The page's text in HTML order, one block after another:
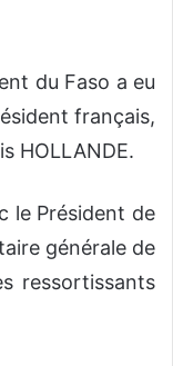
du Faso a eu
français,
HOLLANDE.
le Président de
générale de
ressortissants